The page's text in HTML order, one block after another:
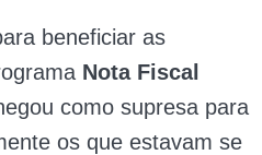
beneficiar as
Nota Fiscal
como supresa para
os que estavam se